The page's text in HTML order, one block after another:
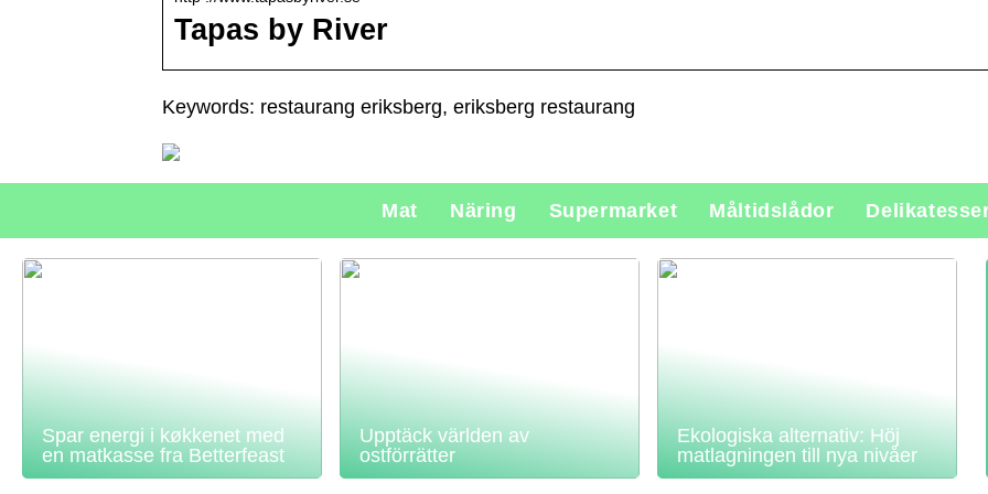
Tapas by River
Keywords: restaurang eriksberg, eriksberg restaurang
Mat Näring Supermarket Måltidslådor
Spar energi i køkkenet med
en matkasse fra Betterfeast
Upptäck världen av
ostförrätter
Ekologiska alternativ: Höj
matlagningen till nya nivåer